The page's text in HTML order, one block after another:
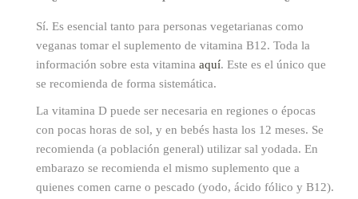
Sí. Es esencial tanto para personas vegetarianas como
veganas tomar el suplemento de vitamina B12. Toda la
información sobre esta vitamina aquí. Este es el único que
se recomienda de forma sistemática.
La vitamina D puede ser necesaria en regiones o épocas
con pocas horas de sol, y en bebés hasta los 12 meses. Se
recomienda (a población general) utilizar sal yodada. En
embarazo se recomienda el mismo suplemento que a
quienes comen carne o pescado (yodo, ácido fólico y B12).